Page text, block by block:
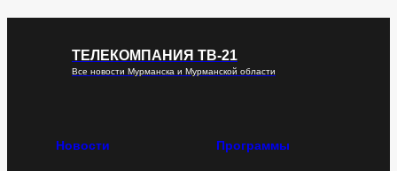
ТЕЛЕКОМПАНИЯ ТВ-21
Все новости Мурманска и Мурманской области
Новости Программы